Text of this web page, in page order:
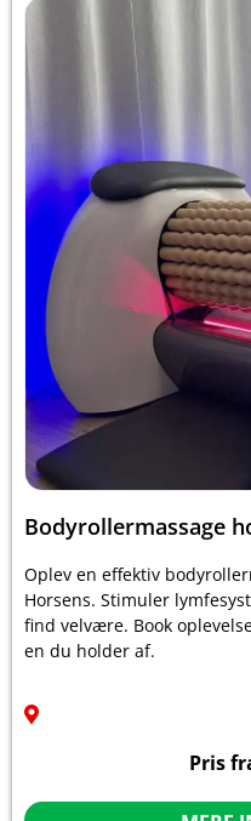
Bodyrollermassage
Oplev en effektiv
Horsens. Stimuler
find velvære. Book
en du holder af.
Pris